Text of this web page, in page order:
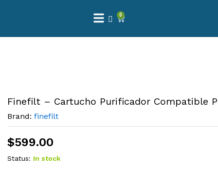
0
Finefilt – Cartucho Purificador Compatible
Brand: finefilt
$599.00
Status: In stock